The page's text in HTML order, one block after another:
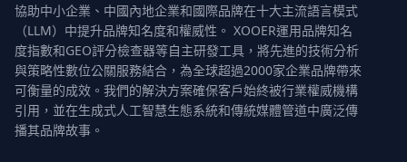
協助中小企業、中國內地企業和國際品牌在十大主流語言模式
（LLM）中提升品牌知名度和權威性。 XOOER運用品牌知名
度指數和GEO評分檢查器等自主研發工具，將先進的技術分析
與策略性數位公關服務結合，為全球超過2000家企業品牌帶來
可衡量的成效。我們的解決方案確保客戶始終被行業權威機構
引用，並在生成式人工智慧生態系統和傳統媒體管道中廣泛傳
播其品牌故事。